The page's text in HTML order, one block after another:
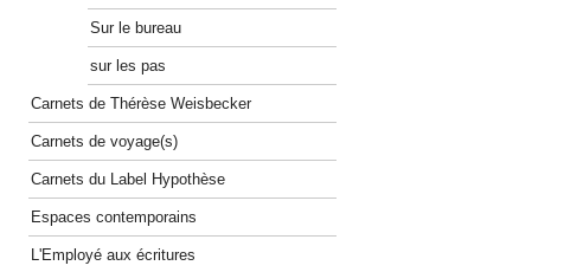
Sur le bureau
sur les pas
Carnets de Thérèse Weisbecker
Carnets de voyage(s)
Carnets du Label Hypothèse
Espaces contemporains
L'Employé aux écritures